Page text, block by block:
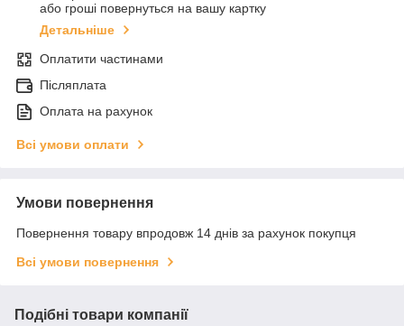
або гроші повернуться на вашу картку
Детальніше
Оплатити частинами
Післяплата
Оплата на рахунок
Всі умови оплати
Умови повернення
Повернення товару впродовж 14 днів за рахунок покупця
Всі умови повернення
Подібні товари компанії